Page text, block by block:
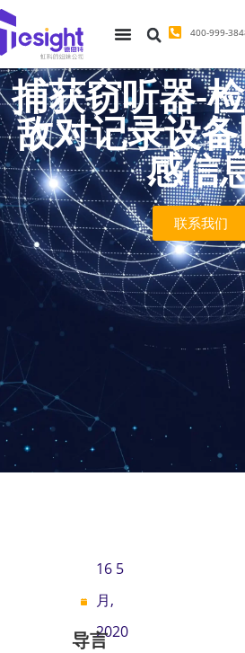
400-999-
捕获窃听器-
敌对记录设
感信
联系我们
16 5
月,
2020
导言